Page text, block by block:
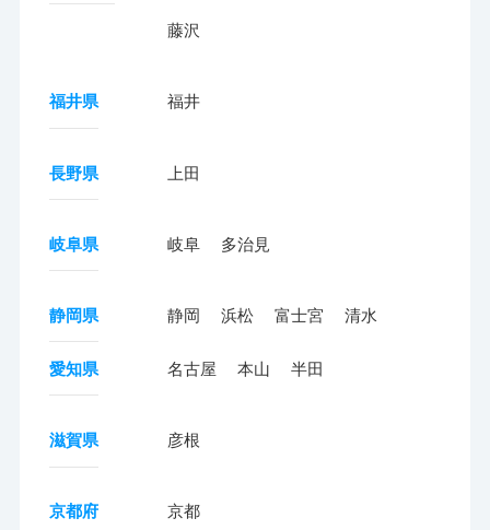
藤沢
福井県 福井
長野県 上田
岐阜県 岐阜 多治見
静岡県 静岡 浜松 富士宮 清水
愛知県 名古屋 本山 半田
滋賀県 彦根
京都府 京都